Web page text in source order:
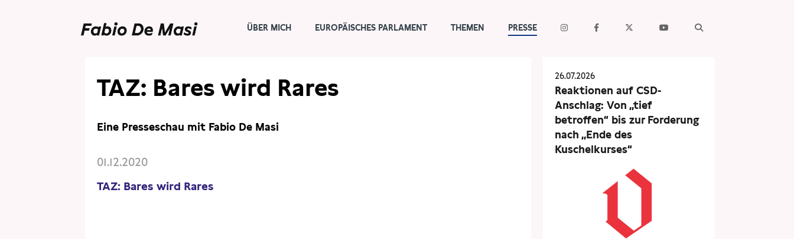
ÜBER MICH EUROPÄISCHES PARLAMENT THEMEN PRESSE
TAZ: Bares wird Rares
Eine Presseschau mit Fabio De Masi
01.12.2020
TAZ: Bares wird Rares
26.07.2026
Reaktionen auf CSD-
Anschlag: Von „tief
betroffen“ bis zur Forderung
nach „Ende des
Kuschelkurses“